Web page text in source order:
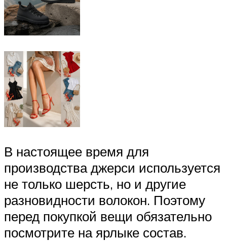
В настоящее время для
производства джерси используется
не только шерсть, но и другие
разновидности волокон. Поэтому
перед покупкой вещи обязательно
посмотрите на ярлыке состав.